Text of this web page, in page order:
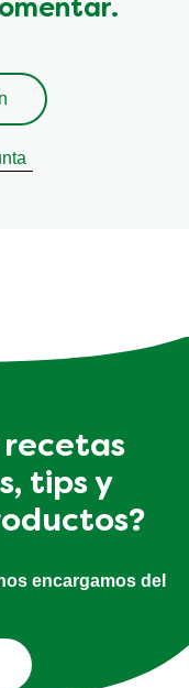
recetas
tips y
encargamos del